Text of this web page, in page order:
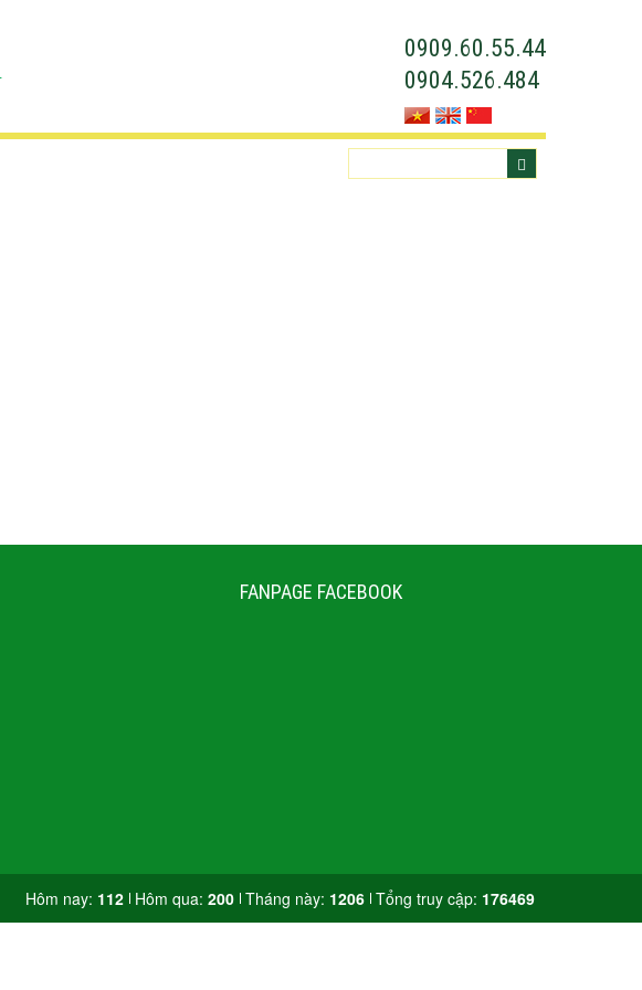
0909.60.55.44
0904.526.484
FANPAGE FACEBOOK
Hôm nay: 112 Hôm qua: 200 Tháng này: 1206 Tổng truy cập: 176469